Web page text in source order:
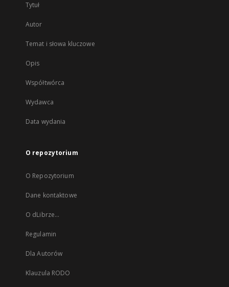
Tytuł
Autor
Temat i słowa kluczowe
Opis
Współtwórca
Wydawca
Data wydania
O repozytorium
O Repozytorium
Dane kontaktowe
O dLibrze...
Regulamin
Dla Autorów
Klauzula RODO